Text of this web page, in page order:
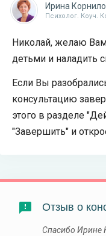
Ирина
Психолог. Коуч.
Николай, желаю
детьми и наладить
Если Вы
консультацию
этого в разделе
"Завершить" и
Отзыв о
Спасибо Ирине